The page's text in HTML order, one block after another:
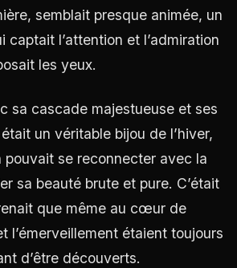
semblait presque animée, un
captait l’attention et l’admiration
les yeux.
sa cascade majestueuse et ses
un véritable bijou de l’hiver,
pouvait se reconnecter avec la
sa beauté brute et pure. C’était
que même au cœur de
l’émerveillement étaient toujours
d’être découverts.